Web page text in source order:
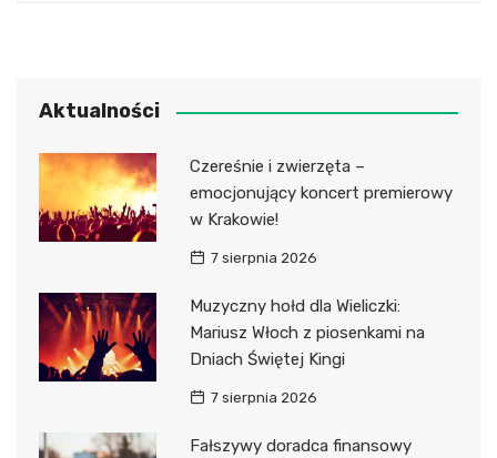
Aktualności
Czereśnie i zwierzęta –
emocjonujący koncert premierowy
w Krakowie!
7 sierpnia 2026
Muzyczny hołd dla Wieliczki:
Mariusz Włoch z piosenkami na
Dniach Świętej Kingi
7 sierpnia 2026
Fałszywy doradca finansowy